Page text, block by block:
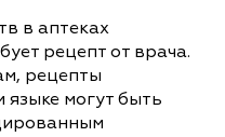
в аптеках
рецепт от врача.
рецепты
языке могут быть